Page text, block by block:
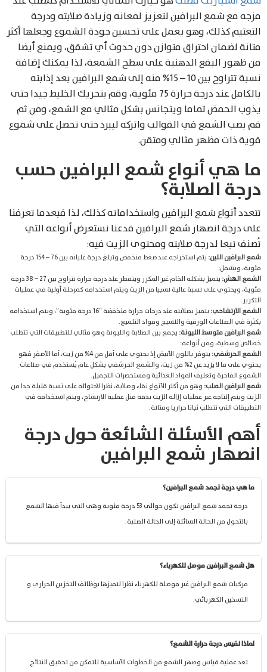
مزجه مع شمع البرافين لتعزيز لمعانه وزيادة صلابته ودرجة
التعتيم كذلك، وهو يعمل على تحسين جودة الشموع وجعلها أكثر
متانة لضمان احتراق متوازن دون حدوث أي تشقق، ويمنع أيضا
من ظهور البقع الدهنية على سطح الشمعة، لذا يمكنك إضافة
نسبة تتراوح بين 10 – 15% منه إلى شمع البرافين بعد إذابته
بالكامل عند درجة حرارة 75 مئوية، وقم بتحريك الخليط جيدا حتى
يذوب الحمض تماما ويتجانس بشكل مثالي مع الشمع، ومن ثم
قم بصب الشمع في القوالب واتركه ليبرد حتى تحصل على شموع
قوية ذات مظهر مثالي ومتقن.
ما هي أنواع شمع البرافين حسب
درجة الصلابة؟
تتعدد أنواع شمع البرافين واستخداماته كذلك، لذا فبعدما تعرفنا
على درجة انصهار شمع البرافين فدعنا نستعرض أنواعه التي
تُصنف تبعا لدرجة صلابته ومحتوى الزيت فيه:
شمع البرافين اللين:
يتم استخراجه عند ضغط منخفض وتبلغ درجة غليانه بين 76 – 154 درجة
مئوية، ويشمل:
الشمع الهش:
يتميز بشكله الخام غير المكرر ويتقطر عند درجة حرارة تتراوح بين 27 – 38 درجة
مئوية، ويحتوي على نسبة عالية نسبيا من الزيت ويتم استخدامه كمرحلة أولية في عمليات
التكرير.
الشمع الارتشاحي:
يتميز بصلابته عند درجات حرارة منخفضة “16 درجة مئوية”، ويتم استخدامه
بكثرة في الصناعات الورقية والنسيج ومواد التلميع.
شمع البرافين متوسط الليونة: يجمع بين الصلابة والليونة وهو مثالي للتطبيقات التي تتطلب
خصائص وسطية، ومن أنواعه:
الشمع الحرشفي:
يتوفر باللون الأبيض إذ يحتوي على أقل من 4% من زيت، أما الأصفر فهو
يحتوي على ما لا يزيد عن 2% من زيت، والشمع الحرشفي بشكل عام يُستخدم في صناعات
الشموع الفاخرة وتغليف المواد الغذائية ومستحضرات التجميل.
شمع البرافين الصلب: وهو من أكثر الأنواع نقاء وصلابة، نظرا لاحتوائه على نسبة قليلة جدا من
الزيت ويتم إنتاجه عبر عمليات إزالة الزيت بدقة مثل عملية الارتشاح، ويتم استخدامه في
التطبيقات التي تتطلب ثباتا حراريا ومتانة.
أهم الأسئلة الشائعة حول درجة
انصهار شمع البرافين
ما هي درجة تجمد شمع البرافين؟
درجة تجمد شمع البرافين تكون حوالي 53 درجة مئوية وهي التي يبدأ فيها الشمع
بالتحول من الحالة السائلة إلى الحالة الصلبة.
هل شمع البرافين موصل للكهرباء؟
مركبات شمع البرافين غير موصلة للكهرباء نظرا لتميزها بوظائف التخزين الحراري و
التسخين الكهربائي.
لماذا نقيس درجة حرارة الشمع؟
تعد عملية قياس وصهر الشمع من الخطوات الأساسية للتمكن من تحقيق النتائج